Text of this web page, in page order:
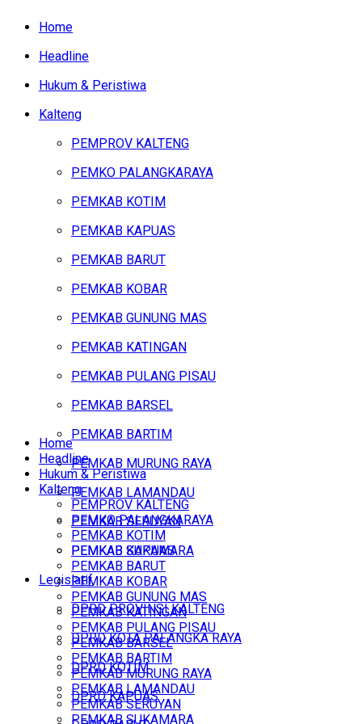
Home
Headline
Hukum & Peristiwa
Kalteng
PEMPROV KALTENG
PEMKO PALANGKARAYA
PEMKAB KOTIM
PEMKAB KAPUAS
PEMKAB BARUT
PEMKAB KOBAR
PEMKAB GUNUNG MAS
PEMKAB KATINGAN
PEMKAB PULANG PISAU
PEMKAB BARSEL
PEMKAB BARTIM
PEMKAB MURUNG RAYA
PEMKAB LAMANDAU
PEMKAB SERUYAN
PEMKAB SUKAMARA
Legislatif
DPRD PROVINSI KALTENG
DPRD KOTA PALANGKA RAYA
DPRD KOTIM
DPRD KAPUAS
Home
Headline
Hukum & Peristiwa
Kalteng
PEMPROV KALTENG
PEMKO PALANGKARAYA
PEMKAB KOTIM
PEMKAB KAPUAS
PEMKAB BARUT
PEMKAB KOBAR
PEMKAB GUNUNG MAS
PEMKAB KATINGAN
PEMKAB PULANG PISAU
PEMKAB BARSEL
PEMKAB BARTIM
PEMKAB MURUNG RAYA
PEMKAB LAMANDAU
PEMKAB SERUYAN
PEMKAB SUKAMARA